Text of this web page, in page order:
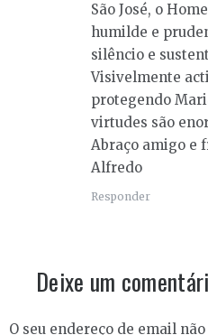
São José, o
humilde e
silêncio e
Visivelmente
protegendo
virtudes são
Abraço amigo e
Alfredo
Responder
Deixe um
O seu endereço de email